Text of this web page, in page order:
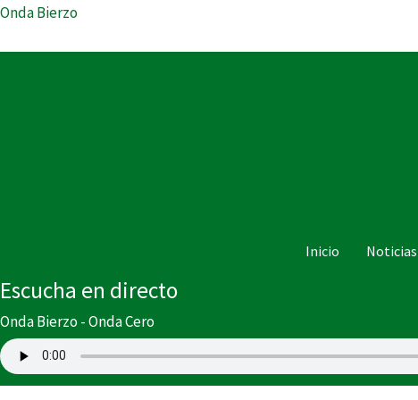
Ir
Onda Bierzo
Inicio Noticias
Escucha en directo
Onda Bierzo - Onda Cero